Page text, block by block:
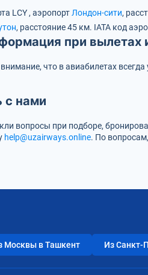
LCY , аэропорт Лондон-сити,
, расстояние 45 км. IATA код
при вылетах
что в авиабилетах
с нами
вопросы при подборе,
help@uzairways.online. По
Москвы в Ташкент Из Санкт-